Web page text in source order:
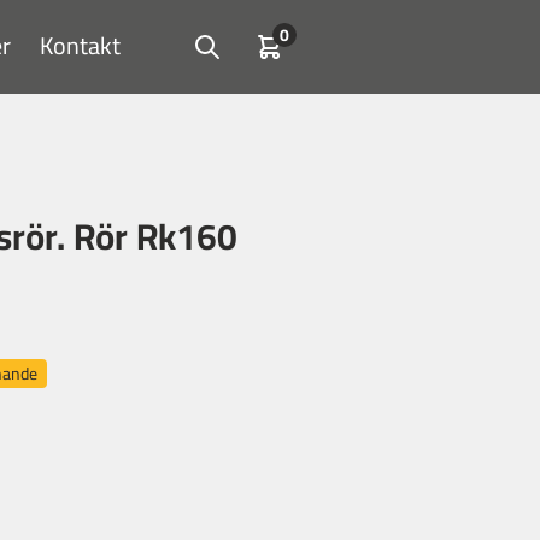
Kontakt Open search
Kundvagn
0
Rör Rk160